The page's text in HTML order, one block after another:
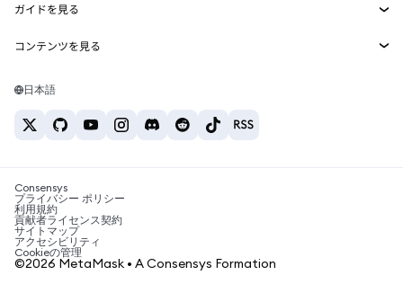
Snaps
Web3サービス
セキュリティ
サポート
キャリア
お問い合わせ
Solanaの価格
Tetherの価格
ETH→USD
USDT→INR
BTC→INR
ETH→USDT
ガイドを見る
ETHの購入
USDTの購入
SHIBの購入
BNBの購入
コンテンツを見る
Solanaウォレット
税制関連ニュース
暗号資産の購入方法は？
ビットコインを売るには？
日本語
Consensys
プライバシー ポリシー
利用規約
貢献者ライセンス契約
サイトマップ
アクセシビリティ
Cookieの管理
©2026 MetaMask • A Consensys Formation